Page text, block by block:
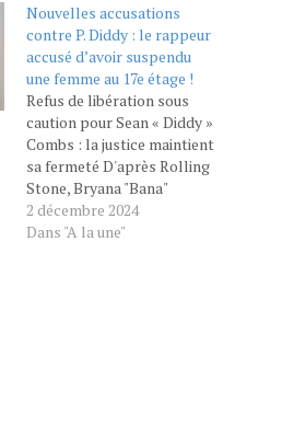
Nouvelles accusations
contre P. Diddy : le rappeur
accusé d’avoir suspendu
une femme au 17e étage !
Refus de libération sous
caution pour Sean « Diddy »
Combs : la justice maintient
sa fermeté D'après Rolling
Stone, Bryana "Bana"
Bongolan aurait été témoin
à plusieurs reprises des
2 décembre 2024
Dans "A la une"